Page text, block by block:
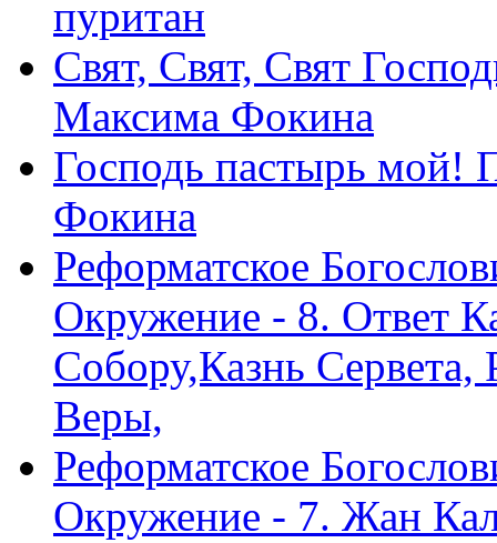
пуритан
Свят, Свят, Свят
Максима Фокина
Господь пастырь мой!
Фокина
Реформатское
Окружение - 8. Ответ
Собору,Казнь Сервета,
Веры,
Реформатское
Окружение - 7. Жан